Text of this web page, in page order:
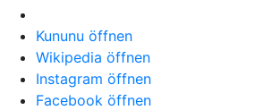
Kununu öffnen
Wikipedia öffnen
Instagram öffnen
Facebook öffnen